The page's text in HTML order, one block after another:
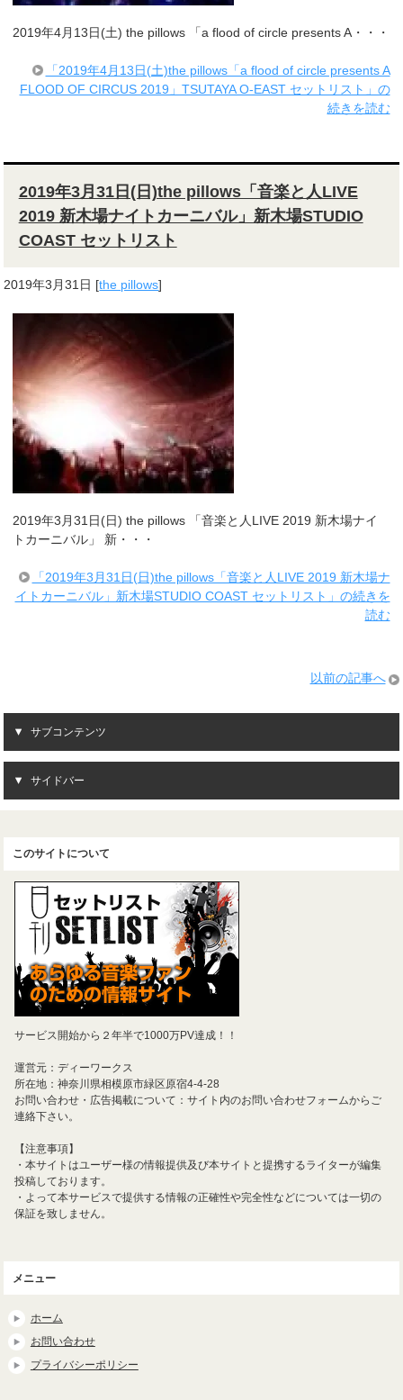
2019年4月13日(土) the pillows 「a flood of circle presents A・・・
「2019年4月13日(土)the pillows「a flood of circle presents A
FLOOD OF CIRCUS 2019」TSUTAYA O-EAST セットリスト」の
続きを読む
2019年3月31日(日)the pillows「音楽と人LIVE
2019 新木場ナイトカーニバル」新木場STUDIO
COAST セットリスト
2019年3月31日 [the pillows]
2019年3月31日(日) the pillows 「音楽と人LIVE 2019 新木場ナイ
トカーニバル」 新・・・
「2019年3月31日(日)the pillows「音楽と人LIVE 2019 新木場ナ
イトカーニバル」新木場STUDIO COAST セットリスト」の続きを
読む
以前の記事へ
サブコンテンツ
サイドバー
このサイトについて
サービス開始から２年半で1000万PV達成！！
運営元：ディーワークス
所在地：神奈川県相模原市緑区原宿4-4-28
お問い合わせ・広告掲載について：サイト内のお問い合わせフォームからご
連絡下さい。
【注意事項】
・本サイトはユーザー様の情報提供及び本サイトと提携するライターが編集
投稿しております。
・よって本サービスで提供する情報の正確性や完全性などについては一切の
保証を致しません。
メニュー
ホーム
お問い合わせ
プライバシーポリシー